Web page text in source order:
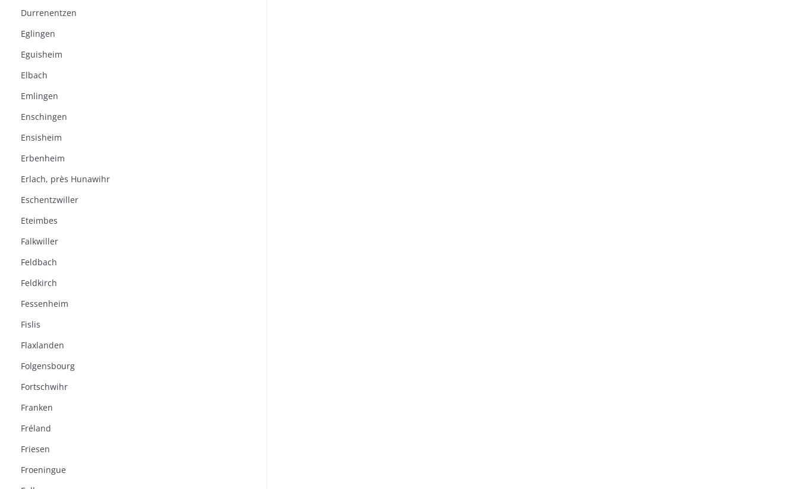
Durrenentzen
Eglingen
Eguisheim
Elbach
Emlingen
Enschingen
Ensisheim
Erbenheim
Erlach, près Hunawihr
Eschentzwiller
Eteimbes
Falkwiller
Feldbach
Feldkirch
Fessenheim
Fislis
Flaxlanden
Folgensbourg
Fortschwihr
Franken
Fréland
Friesen
Froeningue